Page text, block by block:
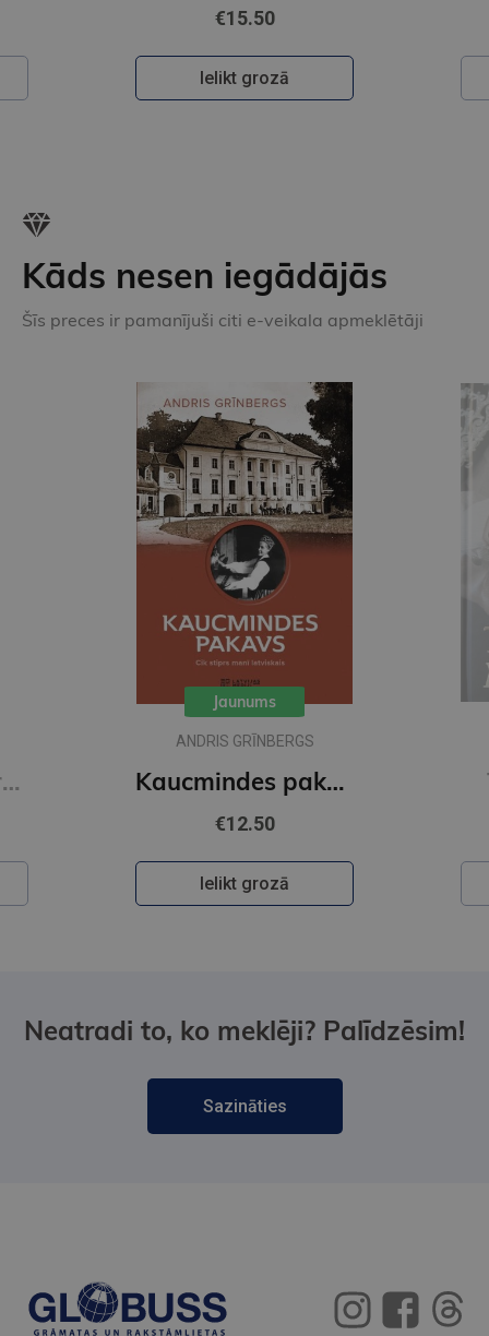
€10.95
Ielikt grozā
Kāds nesen iegādājās
Šīs preces ir pamanījuši citi e-veikala apmeklētāji
Kaucmindes pakavs
ALEKSANDRS DIMĀ
Trīs musketieri
€29.00
Ielikt grozā
Neatradi to, ko meklēji? Palīdzēsim!
Sazināties